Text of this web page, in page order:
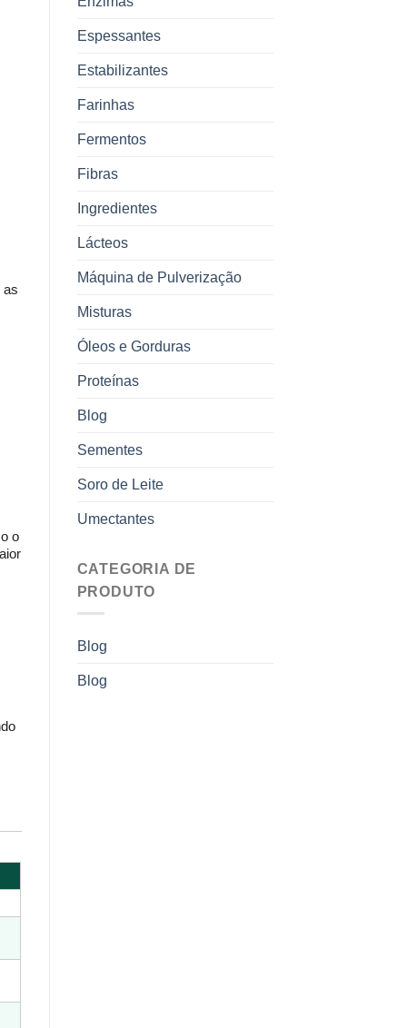
as
o
Espessantes
Estabilizantes
Farinhas
Fermentos
Fibras
Ingredientes
Lácteos
Máquina de Pulverização
Misturas
Óleos e Gorduras
Proteínas
Blog
Sementes
Soro de Leite
Umectantes
CATEGORIA DE
PRODUTO
Blog
Blog